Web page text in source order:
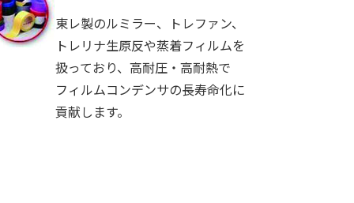
東レ製のルミラー、トレファン、
トレリナ生原反や蒸着フィルムを
扱っており、高耐圧・高耐熱で
フィルムコンデンサの長寿命化に
貢献します。